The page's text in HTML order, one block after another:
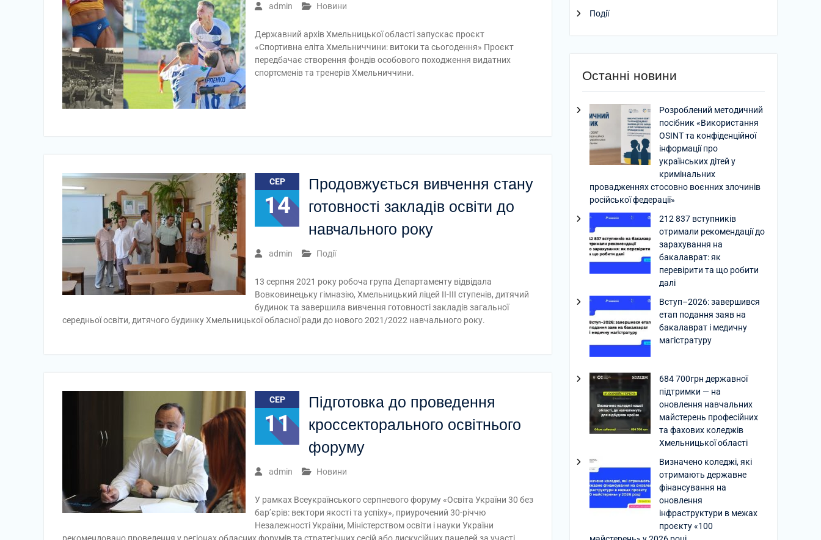
admin Новини
Державний архів Хмельницької області запускає проєкт
«Спортивна еліта Хмельниччини: витоки та сьогодення» Проєкт
передбачає створення фондів особового походження видатних
спортсменів та тренерів Хмельниччини.
СЕР
14
Продовжується вивчення стану
готовності закладів освіти до
навчального року
admin Події
13 серпня 2021 року робоча група Департаменту відвідала
Вовковинецьку гімназію, Хмельницький ліцей ІІ-ІІІ ступенів, дитячий
будинок та завершила вивчення готовності закладів загальної
середньої освіти, дитячого будинку Хмельницької обласної ради до нового 2021/2022 навчального року.
СЕР
11
Підготовка до проведення
кроссекторального освітнього
форуму
admin Новини
У рамках Всеукраїнського серпневого форуму «Освіта України 30 без
бар’єрів: вектори якості та успіху», приурочений 30-річчю
Незалежності України, Міністерством освіти і науки України
Події
Останні новини
Розроблений методичний
посібник «Використання
OSINT та конфіденційної
інформації про
українських дітей у
кримінальних
провадженнях стосовно воєнних злочинів
російської федерації»
212 837 вступників
отримали рекомендації до
зарахування на
бакалаврат: як
перевірити та що робити
далі
Вступ–2026: завершився
етап подання заяв на
бакалаврат і медичну
магістратуру
684 700грн державної
підтримки — на
оновлення навчальних
майстерень професійних
та фахових коледжів
Хмельницької області
Визначено коледжі, які
отримають державне
фінансування на
оновлення
інфраструктури в межах
проєкту «100